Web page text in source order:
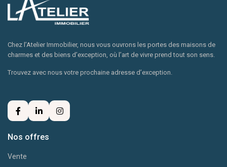
Chez l’Atelier Immobilier, nous vous ouvrons les portes des maisons de
charmes et des biens d’exception, où l’art de vivre prend tout son sens.
Trouvez avec nous votre prochaine adresse d’exception.
Nos offres
Vente